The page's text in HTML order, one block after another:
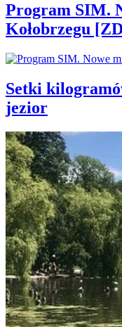
Program SIM.
Kołobrzegu
Setki
jezior